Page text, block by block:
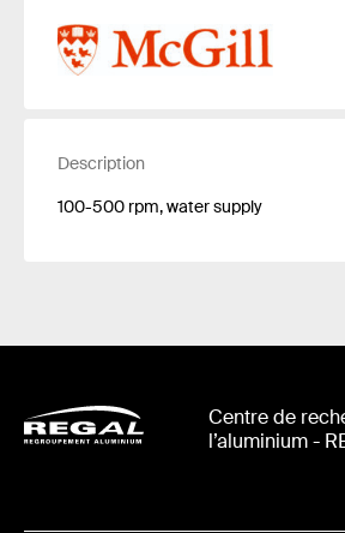
Description
100-500 rpm, water supply
Centre de
l’aluminium -